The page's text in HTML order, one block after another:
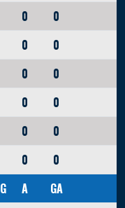
0
0
0
0
0
0
0
0
0
0
0
0
G A
GA